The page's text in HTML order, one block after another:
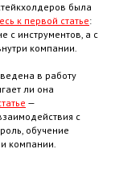
была
к первой статье:
с инструментов, а с
компании.
в работу
ли она
—
с
обучение
компании.